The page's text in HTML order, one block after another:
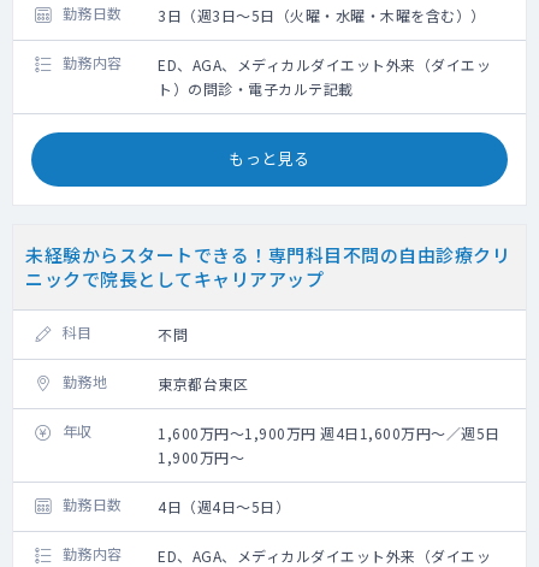
勤務日数 3日（週3日～5日（火曜・水曜・木曜を含む））
勤務内容
ED、AGA、メディカルダイエット外来（ダイエッ
ト）の問診・電子カルテ記載
もっと見る
未経験からスタートできる！専門科目不問の自由診療クリ
ニックで院長としてキャリアアップ
科目 不問
勤務地 東京都台東区
年収
1,600万円～1,900万円 週4日1,600万円～／週5日
1,900万円～
勤務日数 4日（週4日～5日）
勤務内容
ED、AGA、メディカルダイエット外来（ダイエッ